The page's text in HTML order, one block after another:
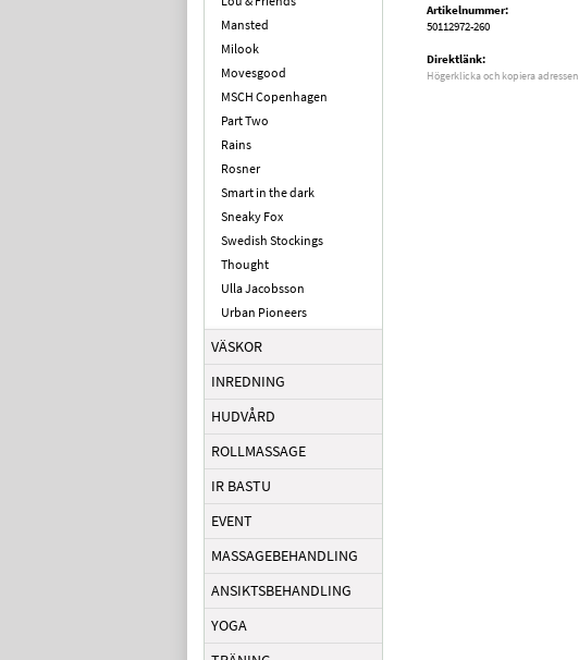
Mansted
Milook
Movesgood
MSCH Copenhagen
Part Two
Rains
Rosner
Smart in the dark
Sneaky Fox
Swedish Stockings
Thought
Ulla Jacobsson
Urban Pioneers
VÄSKOR
INREDNING
HUDVÅRD
ROLLMASSAGE
IR BASTU
EVENT
MASSAGEBEHANDLING
ANSIKTSBEHANDLING
YOGA
Artikelnummer:
50112972-260
Direktlänk:
Högerklicka och kopiera adressen